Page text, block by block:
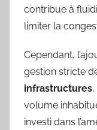
contribue à
limiter la
Cependant,
gestion stricte
infrastructures
volume
investi dans